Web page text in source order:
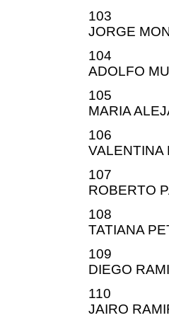
103
JORGE
104
ADOLFO
105
MARIA
106
VALENTINA
107
ROBERTO
108
TATIANA
109
DIEGO
110
JAIRO